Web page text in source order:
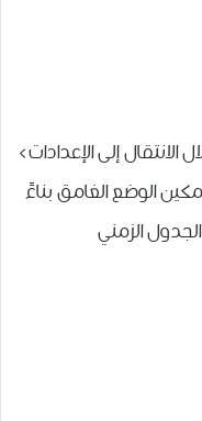
إلى الإعدادات>
الوضع الغامق بناءً
الزمني